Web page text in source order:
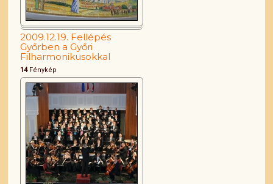
2009.12.19. Fellépés
Győrben a Győri
Filharmonikusokkal
14Fénykép